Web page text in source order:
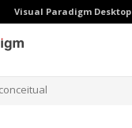
Visual Paradigm Desktop